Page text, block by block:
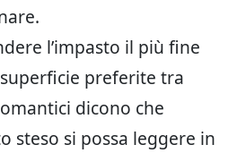
l’impasto il più fine
preferite tra
dicono che
steso si possa leggere in